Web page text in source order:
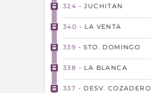
324 - JUCHITAN
340 - LA VENTA
339 - STO. DOMINGO
338 - LA BLANCA
337 - DESV. COZADERO